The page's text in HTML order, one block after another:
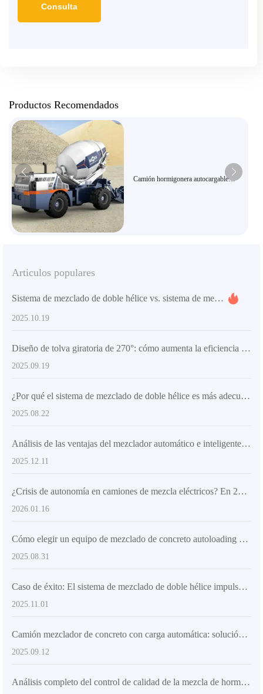
Productos Recomendados
Camión hormigonera autocargable
Articulos populares
Sistema de mezclado de doble hélice vs. sistema de mezclado tradicional: ¿Cuál es más adecuado para proyectos de infraestructura en el extranjero?
2025.10.19
Diseño de tolva giratoria de 270°: cómo aumenta la eficiencia en la colocación de concreto
2025.09.19
¿Por qué el sistema de mezclado de doble hélice es más adecuado para las necesidades de mezclado de concreto de alta resistencia? - Compartición de conocimientos prácticos de la industria
2025.08.22
Análisis de las ventajas del mezclador automático e inteligente de concreto: una opción ideal para mejorar la homogeneidad del concreto y la eficiencia de la construcción
2025.12.11
¿Crisis de autonomía en camiones de mezcla eléctricos? En 2026, la autonomía supera los 260 km con soluciones de recarga innovadoras
2026.01.16
Cómo elegir un equipo de mezclado de concreto autoloading eficiente según el tamaño del proyecto: Guía técnica y de aplicación
2025.08.31
Caso de éxito: El sistema de mezclado de doble hélice impulsa el rendimiento eficiente del camión mezclador autoalimentado en la obra
2025.11.01
Camión mezclador de concreto con carga automática: solución ideal para obras rurales y urbanas
2025.09.12
Análisis completo del control de calidad de la mezcla de hormigón: Tecnologías clave para mejorar la resistencia y durabilidad del hormigón en la construcción rural